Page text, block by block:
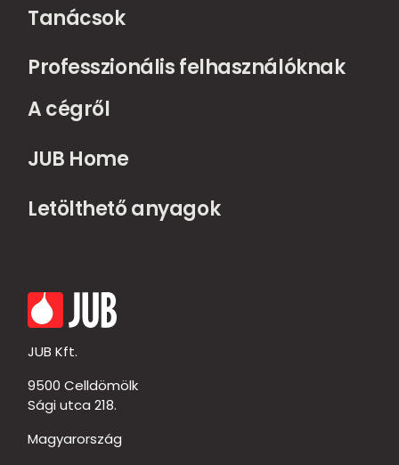
Tanácsok
Professzionális felhasználóknak
A cégről
JUB Home
Letölthető anyagok
JUB Kft.
9500 Celldömölk
Sági utca 218.
Magyarország